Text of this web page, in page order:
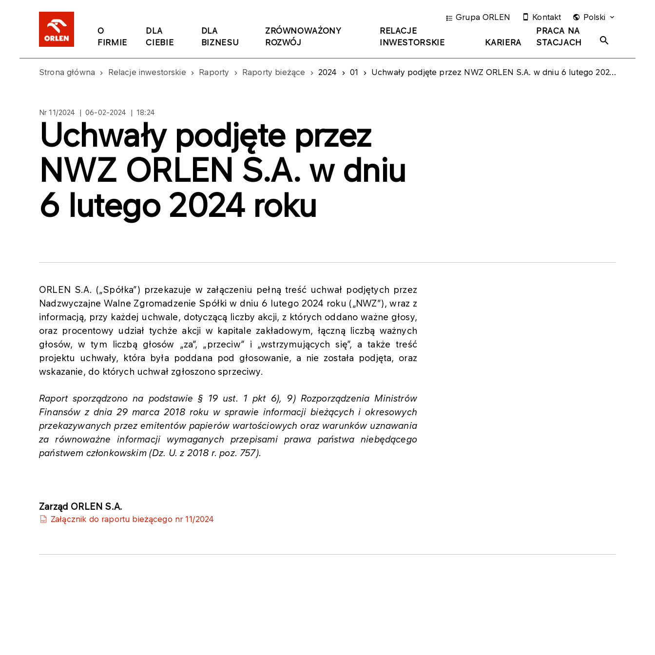
O
FIRMIE
DLA
CIEBIE
DLA
BIZNESU
ZRÓWNOWAŻONY
ROZWÓJ
RELACJE
INWESTORSKIE
KARIERA
PRACA NA
STACJACH
Grupa ORLEN Kontakt Polski
Strona główna Relacje inwestorskie Raporty Raporty bieżące 2024 01 Uchwały podjęte przez NWZ ORLEN S.A. w dniu 6 lutego 2024 roku
Nr 11/2024 | 06-02-2024 | 18:24
Uchwały podjęte przez
NWZ ORLEN S.A. w dniu
6 lutego 2024 roku
ORLEN S.A. („Spółka”) przekazuje w załączeniu pełną treść uchwał podjętych przez
Nadzwyczajne Walne Zgromadzenie Spółki w dniu 6 lutego 2024 roku („NWZ”), wraz z
informacją, przy każdej uchwale, dotyczącą liczby akcji, z których oddano ważne głosy,
oraz procentowy udział tychże akcji w kapitale zakładowym, łączną liczbą ważnych
głosów, w tym liczbą głosów „za”, „przeciw” i „wstrzymujących się”, a także treść
projektu uchwały, która była poddana pod głosowanie, a nie została podjęta, oraz
wskazanie, do których uchwał zgłoszono sprzeciwy.
Raport sporządzono na podstawie § 19 ust. 1 pkt 6), 9) Rozporządzenia Ministrów
Finansów z dnia 29 marca 2018 roku w sprawie informacji bieżących i okresowych
przekazywanych przez emitentów papierów wartościowych oraz warunków uznawania
za równoważne informacji wymaganych przepisami prawa państwa niebędącego
państwem członkowskim (Dz. U. z 2018 r. poz. 757).
Zarząd ORLEN S.A.
Załącznik do raportu bieżącego nr 11/2024